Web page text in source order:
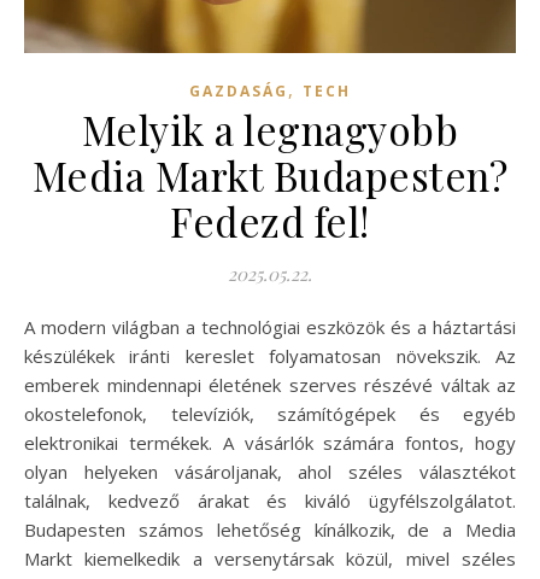
GAZDASÁG , TECH
Melyik a legnagyobb
Media Markt Budapesten?
Fedezd fel!
2025.05.22.
A modern világban a technológiai eszközök és a háztartási
készülékek iránti kereslet folyamatosan növekszik. Az
emberek mindennapi életének szerves részévé váltak az
okostelefonok, televíziók, számítógépek és egyéb
elektronikai termékek. A vásárlók számára fontos, hogy
olyan helyeken vásároljanak, ahol széles választékot
találnak, kedvező árakat és kiváló ügyfélszolgálatot.
Budapesten számos lehetőség kínálkozik, de a Media
Markt kiemelkedik a versenytársak közül, mivel széles